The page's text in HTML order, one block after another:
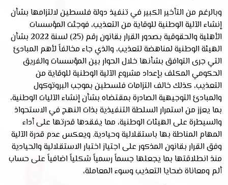
وبالرغم من التأخير الكبير في تنفيذ دولة فلسطين لالتزامها بشأن
إنشاء الآلية الوطنية للوقاية من التعذيب، فوجئت المؤسسات
الأهلية والحقوقية بصدور القرار بقانون رقم (25) لسنة 2022 بشأن
الهيئة الوطنية لمناهضة لتعذيب، والذي جاء مخالفاً لأهم المبادئ
التي جرى التوافق بشأنها خلال الحوار بين المؤسسات والفريق
الحكومي المكلف بإعداد مشروع الآلية الوطنية للوقاية من
التعذيب، كذلك خالف التزامات فلسطين بموجب البروتوكول
والمبادئ التوجيهية الصادرة بمقتضاه بشأن إنشاء الآليات الوطنية،
بما يعزز من استمرار السلطة التنفيذية بذات النهج في الاستحواذ
والسيطرة على الهيئات الوطنية، مما يفقدها قدرتها على أداء
المهام المناطة بها باستقلالية وحيادية. ويعكس عدم قدرة الآلية
وفق القرار بقانون المذكور على اجتياز اختبار الاستقلالية والحيادية
منذ انطلاقتها بما يجعلها جسماً رسمياً شكلياً اضافياً على حساب
ألم ومعاناة ضحايا التعذيب وسوء المعاملة،